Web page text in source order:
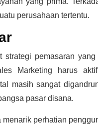
perusahaan tertentu.
strategi pemasaran
Marketing harus
masih sangat
pasar disana.
perhatian